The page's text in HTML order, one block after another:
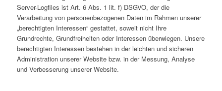
Server-Logfiles ist Art. 6 Abs. 1 lit. f) DSGVO, der die
Verarbeitung von personenbezogenen Daten im Rahmen unserer
„berechtigten Interessen“ gestattet, soweit nicht Ihre
Grundrechte, Grundfreiheiten oder Interessen überwiegen. Unsere
berechtigten Interessen bestehen in der leichten und sicheren
Administration unserer Website bzw. in der Messung, Analyse
und Verbesserung unserer Website.